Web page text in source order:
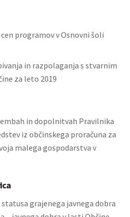
programov v Osnovni šoli
in razpolaganja s stvarnim
za leto 2019
in dopolnitvah Pravilnika
iz občinskega proračuna za
malega gospodarstva v
grajenega javnega dobra